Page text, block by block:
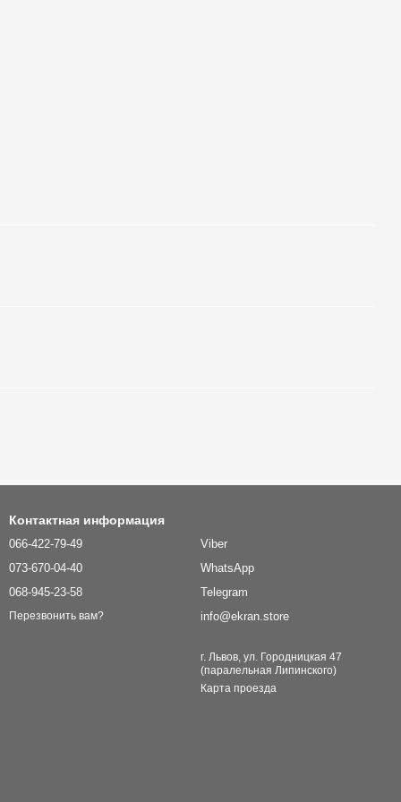
Контактная информация
066-422-79-49
073-670-04-40
068-945-23-58
Перезвонить вам?
Viber
WhatsApp
Telegram
info@ekran.store
г. Львов, ул. Городницкая 47
(паралельная Липинского)
Карта проезда